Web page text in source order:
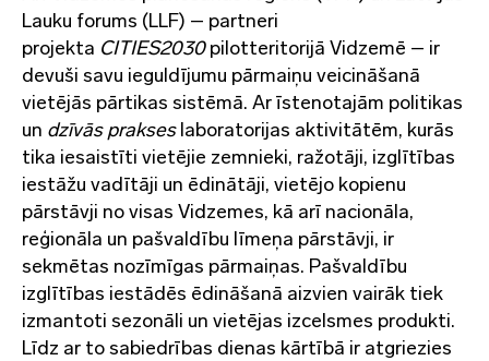
Lauku forums (LLF) – partneri
projekta CITIES2030pilotteritorijā Vidzemē – ir
devuši savu ieguldījumu pārmaiņu veicināšanā
vietējās pārtikas sistēmā. Ar īstenotajām politikas
un dzīvās prakseslaboratorijas aktivitātēm, kurās
tika iesaistīti vietējie zemnieki, ražotāji, izglītības
iestāžu vadītāji un ēdinātāji, vietējo kopienu
pārstāvji no visas Vidzemes, kā arī nacionāla,
reģionāla un pašvaldību līmeņa pārstāvji, ir
sekmētas nozīmīgas pārmaiņas. Pašvaldību
izglītības iestādēs ēdināšanā aizvien vairāk tiek
izmantoti sezonāli un vietējas izcelsmes produkti.
Līdz ar to sabiedrības dienas kārtībā ir atgriezies